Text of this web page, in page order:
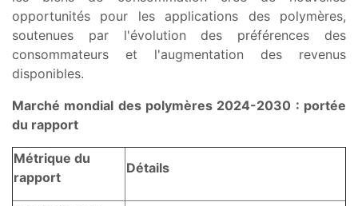
opportunités pour les applications des polymères,
soutenues par l'évolution des préférences des
consommateurs et l'augmentation des revenus
disponibles.
Marché mondial des polymères 2024-2030 : portée
du rapport
Métrique du
rapport
Détails